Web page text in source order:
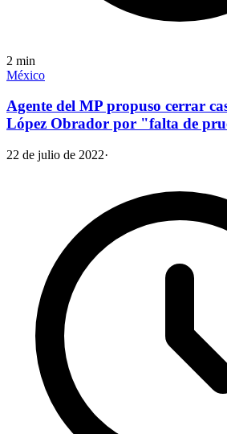
2 min
México
Agente del MP propuso cerrar
López Obrador por "falta de
22 de julio de 2022·